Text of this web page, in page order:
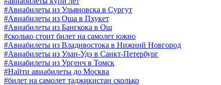
#Авиабилеты из Ульяновска в Сургут
#Авиабилеты из Оша в Пхукет
#Авиабилеты из Бангкока в Ош
#сколько стоит билет на самолет южно
#Авиабилеты из Владивостока в Нижний Новгород
#Авиабилеты из Улан-Удэ в Санкт-Петербург
#Авиабилеты из Ургенч в Томск
#Найти авиабилеты до Москва
#билет на самолет таджикистан сколько